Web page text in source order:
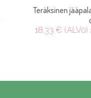
Teräksinen
18,33 € (ALV0)